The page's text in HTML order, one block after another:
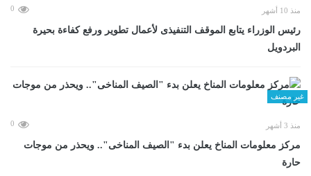
منذ 10 أشهر 0
رئيس الوزراء يتابع الموقف التنفيذى لأعمال تطوير ورفع كفاءة بحيرة
البردويل
غير مصنف
منذ 3 أشهر 0
مركز معلومات المناخ يعلن بدء "الصيف المناخى".. ويحذر من موجات
حارة